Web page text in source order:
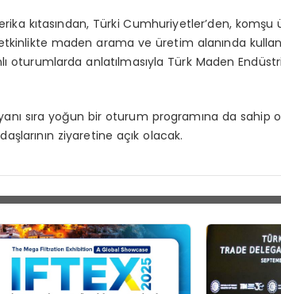
kıtasından, Türki Cumhuriyetler’den, komşu
maden arama ve üretim alanında
oturumlarda anlatılmasıyla Türk Maden
sıra yoğun bir oturum programına da sahip
ziyaretine açık olacak.